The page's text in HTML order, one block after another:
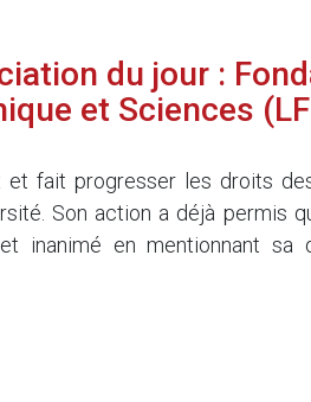
du jour :
et Sciences
et fait progresser les droits
Son action a déjà permis
inanimé en mentionnant sa